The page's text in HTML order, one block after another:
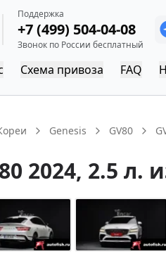
Поддержка
+7 (499) 504-04-08
Звонок по России бесплатный
Схема привоза FAQ
Genesis GV80
2024, 2.5 л.